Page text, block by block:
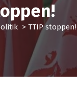
> TTIP stoppen!